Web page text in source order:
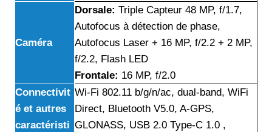
Caméra
Dorsale: Triple Capteur 48 MP, f/1.7,
Autofocus à détection de phase,
Autofocus Laser + 16 MP, f/2.2 + 2 MP,
f/2.2, Flash LED
Frontale: 16 MP, f/2.0
Connectivit
é et autres
caractéristi
Wi-Fi 802.11 b/g/n/ac, dual-band, WiFi
Direct, Bluetooth V5.0, A-GPS,
GLONASS, USB 2.0 Type-C 1.0 ,